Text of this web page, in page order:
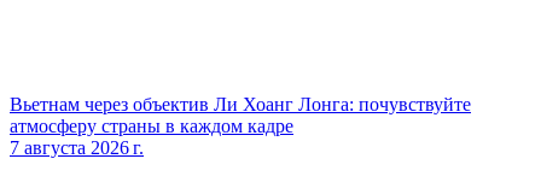
Вьетнам через объектив Ли Хоанг Лонга: почувствуйте
атмосферу страны в каждом кадре
7 августа 2026 г.